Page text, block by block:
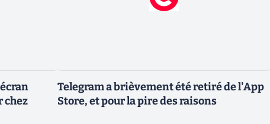
chez
Telegram a brièvement été retiré de l'App
Store, et pour la pire des raisons